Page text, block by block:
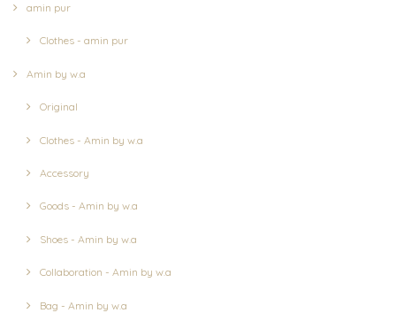
amin pur
Clothes - amin pur
Amin by w.a
Original
Clothes - Amin by w.a
Accessory
Goods - Amin by w.a
Shoes - Amin by w.a
Collaboration - Amin by w.a
Bag - Amin by w.a